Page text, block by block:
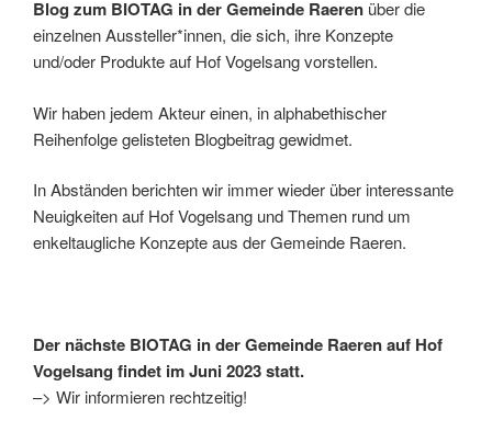
Blog zum BIOTAG in der Gemeinde Raeren über die
einzelnen Aussteller*innen, die sich, ihre Konzepte
und/oder Produkte auf Hof Vogelsang vorstellen.
Wir haben jedem Akteur einen, in alphabethischer
Reihenfolge gelisteten Blogbeitrag gewidmet.
In Abständen berichten wir immer wieder über interessante
Neuigkeiten auf Hof Vogelsang und Themen rund um
enkeltaugliche Konzepte aus der Gemeinde Raeren.
Der nächste BIOTAG in der Gemeinde Raeren auf Hof
Vogelsang findet im Juni 2023 statt.
–> Wir informieren rechtzeitig!